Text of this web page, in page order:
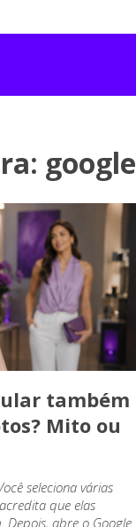
google
também
Mito ou
seleciona várias
que elas
abre o Google